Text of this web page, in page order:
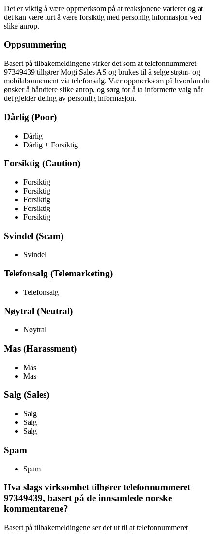
Det er viktig å være oppmerksom på at reaksjonene varierer og at
det kan være lurt å være forsiktig med personlig informasjon ved
slike anrop.
Oppsummering
Basert på tilbakemeldingene virker det som at telefonnummeret
97349439 tilhører Mogi Sales AS og brukes til å selge strøm- og
mobilabonnement via telefonsalg. Vær oppmerksom på hvordan du
ønsker å håndtere slike anrop, og sørg for å ta informerte valg når
det gjelder deling av personlig informasjon.
Dårlig (Poor)
Dårlig
Dårlig + Forsiktig
Forsiktig (Caution)
Forsiktig
Forsiktig
Forsiktig
Forsiktig
Forsiktig
Svindel (Scam)
Svindel
Telefonsalg (Telemarketing)
Telefonsalg
Nøytral (Neutral)
Nøytral
Mas (Harassment)
Mas
Mas
Salg (Sales)
Salg
Salg
Salg
Spam
Spam
Hva slags virksomhet tilhører telefonnummeret
97349439, basert på de innsamlede norske
kommentarene?
Basert på tilbakemeldingene ser det ut til at telefonnummeret